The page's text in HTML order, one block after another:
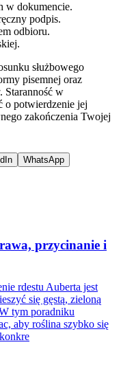
w dokumencie.
podpis.
odbioru.
służbowego
pisemnej oraz
Staranność w
o potwierdzenie jej
zakończenia Twojej
WhatsApp
przycinanie i
rdestu Auberta jest
się gęstą, zieloną
tym poradniku
aby roślina szybko się